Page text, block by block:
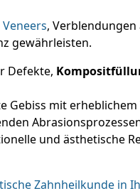
Veneers,
gewährleisten.
Defekte,
Gebiss mit
und ästhetische
Zahnheilkunde in